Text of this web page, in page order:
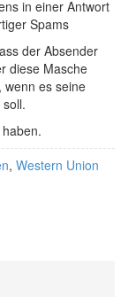
in einer Antwort
Spams
der Absender
diese Masche
wenn es seine
, Western Union